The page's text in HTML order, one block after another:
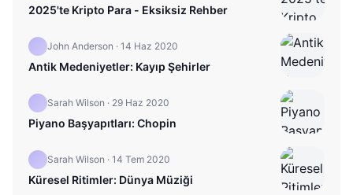
2025'te Kripto Para - Eksiksiz Rehber
John Anderson · 14 Haz 2020
Antik Medeniyetler: Kayıp Şehirler
Sarah Wilson · 29 Haz 2020
Piyano Başyapıtları: Chopin
Sarah Wilson · 14 Tem 2020
Küresel Ritimler: Dünya Müziği